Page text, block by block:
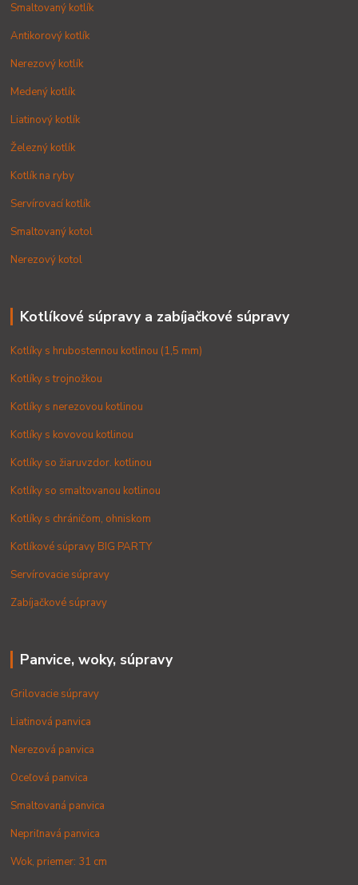
Smaltovaný kotlík
Antikorový kotlík
Nerezový kotlík
Medený kotlík
Liatinový kotlík
Železný kotlík
Kotlík na ryby
Servírovací kotlík
Smaltovaný kotol
Nerezový kotol
Kotlíkové súpravy a zabíjačkové súpravy
Kotlíky s hrubostennou kotlinou (1,5 mm)
Kotlíky s trojnožkou
Kotlíky s nerezovou kotlinou
Kotlíky s kovovou kotlinou
Kotlíky so žiaruvzdor. kotlinou
Kotlíky so smaltovanou kotlinou
Kotlíky s chráničom, ohniskom
Kotlíkové súpravy BIG PARTY
Servírovacie súpravy
Zabíjačkové súpravy
Panvice, woky, súpravy
Grilovacie súpravy
Liatinová panvica
Nerezová panvica
Oceľová panvica
Smaltovaná panvica
Nepriľnavá panvica
Wok, priemer: 31 cm